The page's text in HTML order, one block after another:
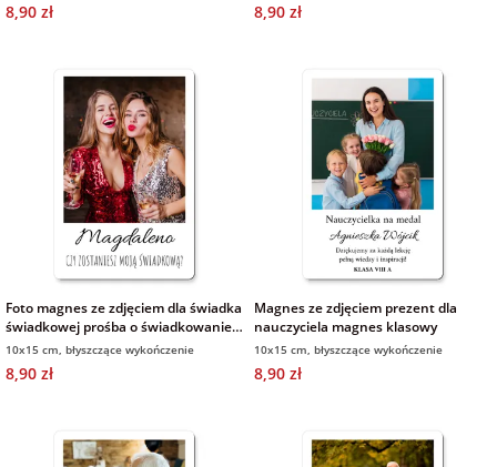
8,90 zł 8,90 zł
Foto magnes ze zdjęciem dla świadka
świadkowej prośba o świadkowanie
na ślub
10x15 cm, błyszczące wykończenie
8,90 zł
Magnes ze zdjęciem prezent dla
nauczyciela magnes klasowy
10x15 cm, błyszczące wykończenie
8,90 zł